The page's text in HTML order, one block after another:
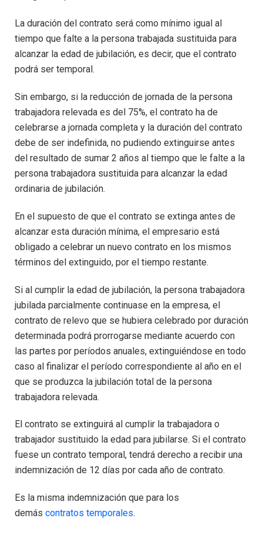
La duración del contrato será como mínimo igual al
tiempo que falte a la persona trabajada sustituida para
alcanzar la edad de jubilación, es decir, que el contrato
podrá ser temporal.
Sin embargo, si la reducción de jornada de la persona
trabajadora relevada es del 75%, el contrato ha de
celebrarse a jornada completa y la duración del contrato
debe de ser indefinida, no pudiendo extinguirse antes
del resultado de sumar 2 años al tiempo que le falte a la
persona trabajadora sustituida para alcanzar la edad
ordinaria de jubilación.
En el supuesto de que el contrato se extinga antes de
alcanzar esta duración mínima, el empresario está
obligado a celebrar un nuevo contrato en los mismos
términos del extinguido, por el tiempo restante.
Si al cumplir la edad de jubilación, la persona trabajadora
jubilada parcialmente continuase en la empresa, el
contrato de relevo que se hubiera celebrado por duración
determinada podrá prorrogarse mediante acuerdo con
las partes por períodos anuales, extinguiéndose en todo
caso al finalizar el período correspondiente al año en el
que se produzca la jubilación total de la persona
trabajadora relevada.
El contrato se extinguirá al cumplir la trabajadora o
trabajador sustituido la edad para jubilarse. Si el contrato
fuese un contrato temporal, tendrá derecho a recibir una
indemnización de 12 días por cada año de contrato.
Es la misma indemnización que para los
demás contratos temporales.